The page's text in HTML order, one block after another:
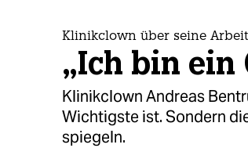
Klinikclown über seine Arbeit
„Ich bin ein
Klinikclown Andreas
Wichtigste ist. Sondern
spiegeln.